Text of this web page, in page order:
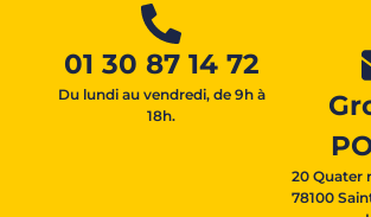
01 30 87 14 72
Du lundi au vendredi, de 9h à
18h.
20 Quater
78100